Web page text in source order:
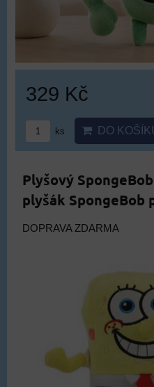
329 Kč
ks DO
Plyšový
plyšák SpongeBob
DOPRAVA ZDARMA